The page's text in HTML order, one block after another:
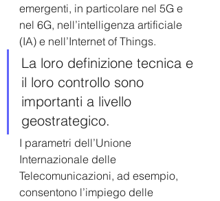
emergenti, in particolare nel 5G e
nel 6G, nell’intelligenza artificiale
(IA) e nell’Internet of Things.
La loro definizione tecnica e
il loro controllo sono
importanti a livello
geostrategico.
I parametri dell’Unione
Internazionale delle
Telecomunicazioni, ad esempio,
consentono l’impiego delle